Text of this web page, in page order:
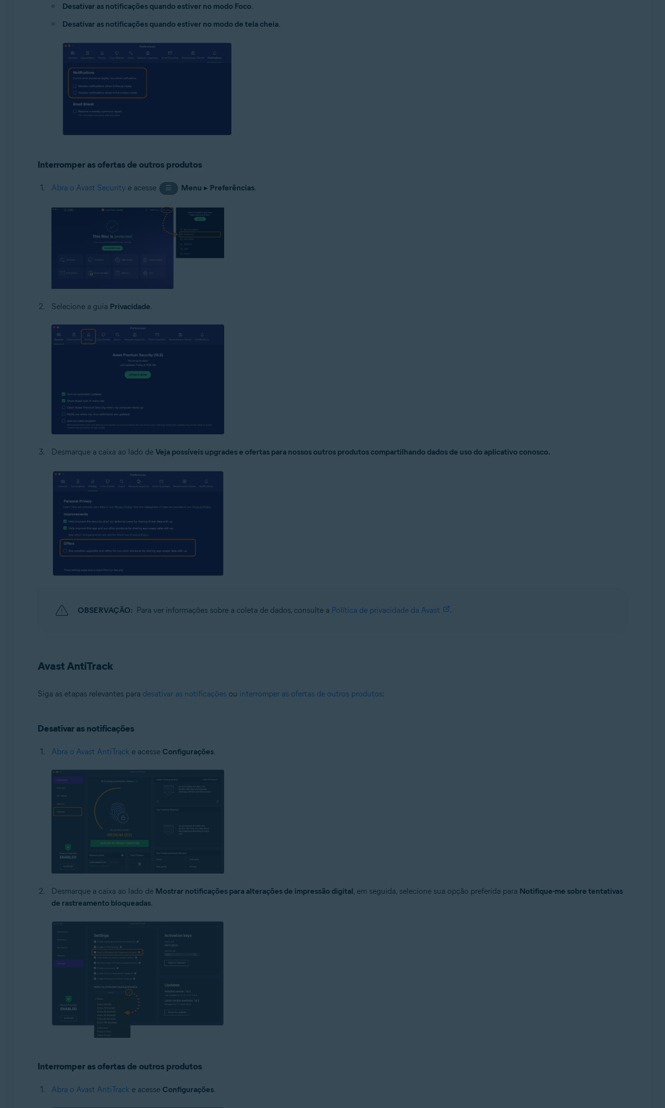
Desativar as notificações quando estiver no modo Foco.
Desativar as notificações quando estiver no modo de tela cheia.
Interromper as ofertas de outros produtos
Abra o Avast Security e acesse ☰ Menu ▸ Preferências.
Selecione a guia Privacidade.
Desmarque a caixa ao lado de Veja possíveis upgrades e ofertas para nossos outros produtos compartilhando dados de uso do aplicativo conosco.
OBSERVAÇÃO: Para ver informações sobre a coleta de dados, consulte a Política de privacidade da Avast .
Avast AntiTrack
Siga as etapas relevantes para desativar as notificações ou interromper as ofertas de outros produtos:
Desativar as notificações
Abra o Avast AntiTrack e acesse Configurações.
Desmarque a caixa ao lado de Mostrar notificações para alterações de impressão digital, em seguida, selecione sua opção preferida para Notifique-me sobre tentativas
de rastreamento bloqueadas.
Interromper as ofertas de outros produtos
Abra o Avast AntiTrack e acesse Configurações.